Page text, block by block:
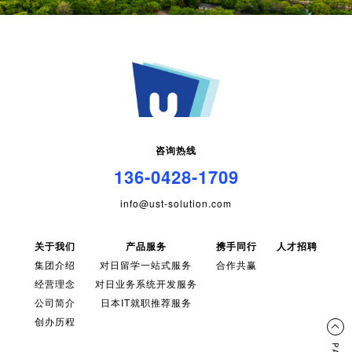
咨询热线
136-0428-1709
info@ust-solution.com
关于我们
集团介绍
经营理念
公司简介
创办历程
产品服务
对日留学一站式服务
对日业务系统开发服务
日本IT就职推荐服务
携手同行
合作共赢
人才招聘